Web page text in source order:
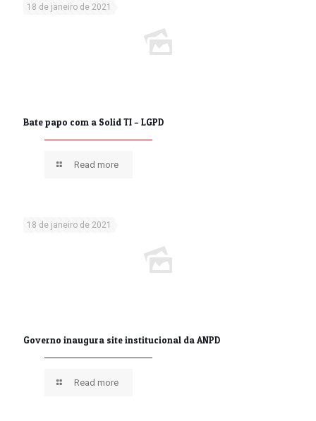
18 de janeiro de 2021
Bate papo com a Solid TI – LGPD
Read more
18 de janeiro de 2021
Governo inaugura site institucional da ANPD
Read more